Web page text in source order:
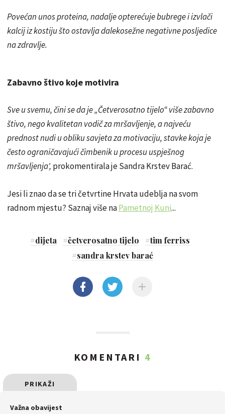
Povećan unos proteina, nadalje opterećuje bubrege i izvlači
kalcij iz kostiju što ostavlja dalekosežne negativne posljedice
na zdravlje.
Zabavno štivo koje motivira
Sve u svemu, čini se da je „Četverosatno tijelo“ više zabavno
štivo, nego kvalitetan vodič za mršavljenje, a najveću
prednost nudi u obliku savjeta za motivaciju, stavke koja je
često ograničavajući čimbenik u procesu uspješnog
mršavljenja', prokomentirala je Sandra Krstev Barać.
Jesi li znao da se tri četvrtine Hrvata udeblja na svom
radnom mjestu? Saznaj više naPametnoj Kuni...
#dijeta #četverosatno tijelo #tim ferriss
#sandra krstev barać
KOMENTARI 4
PRIKAŽI
SVE
Važna obavijest